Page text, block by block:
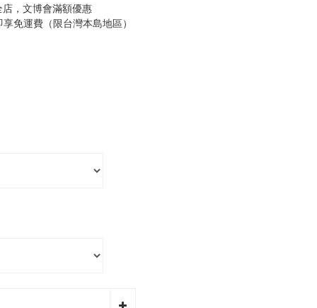
店，文博會滿額優惠
免運費（限台灣本島地區）